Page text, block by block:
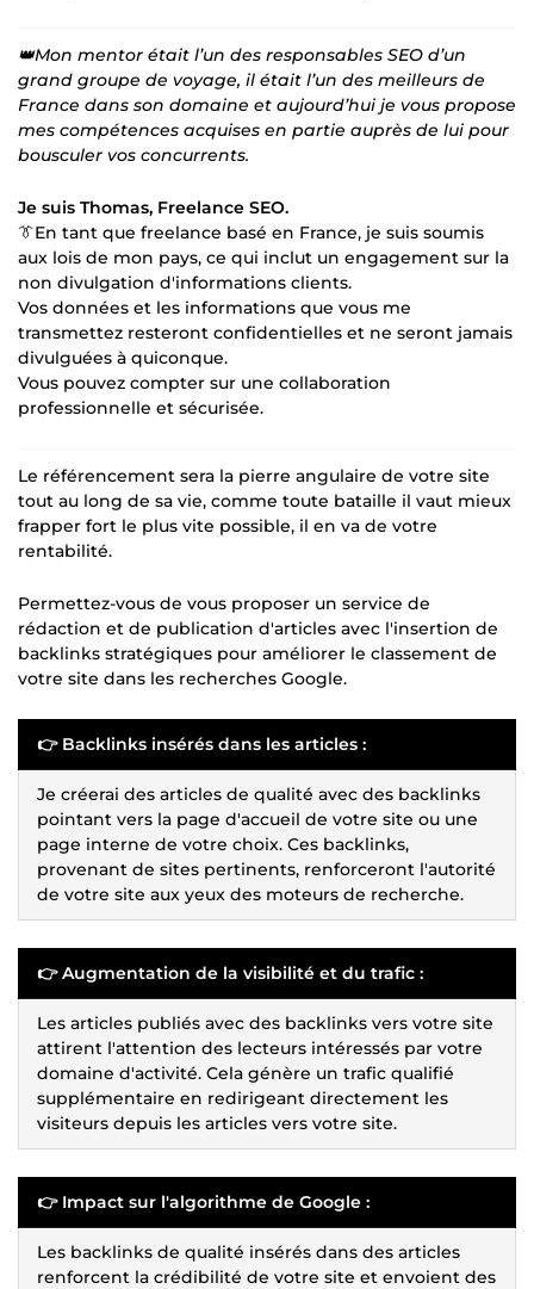
👑Mon mentor était l’un des responsables SEO d’un
grand groupe de voyage, il était l’un des meilleurs de
France dans son domaine et aujourd’hui je vous propose
mes compétences acquises en partie auprès de lui pour
bousculer vos concurrents.
Je suis Thomas, Freelance SEO.
👔En tant que freelance basé en France, je suis soumis
aux lois de mon pays, ce qui inclut un engagement sur la
non divulgation d'informations clients.
Vos données et les informations que vous me
transmettez resteront confidentielles et ne seront jamais
divulguées à quiconque.
Vous pouvez compter sur une collaboration
professionnelle et sécurisée.
Le référencement sera la pierre angulaire de votre site
tout au long de sa vie, comme toute bataille il vaut mieux
frapper fort le plus vite possible, il en va de votre
rentabilité.
Permettez-vous de vous proposer un service de
rédaction et de publication d'articles avec l'insertion de
backlinks stratégiques pour améliorer le classement de
votre site dans les recherches Google.
👉 Backlinks insérés dans les articles :
Je créerai des articles de qualité avec des backlinks
pointant vers la page d'accueil de votre site ou une
page interne de votre choix. Ces backlinks,
provenant de sites pertinents, renforceront l'autorité
de votre site aux yeux des moteurs de recherche.
👉 Augmentation de la visibilité et du trafic :
Les articles publiés avec des backlinks vers votre site
attirent l'attention des lecteurs intéressés par votre
domaine d'activité. Cela génère un trafic qualifié
supplémentaire en redirigeant directement les
visiteurs depuis les articles vers votre site.
👉 Impact sur l'algorithme de Google :
Les backlinks de qualité insérés dans des articles
renforcent la crédibilité de votre site et envoient des